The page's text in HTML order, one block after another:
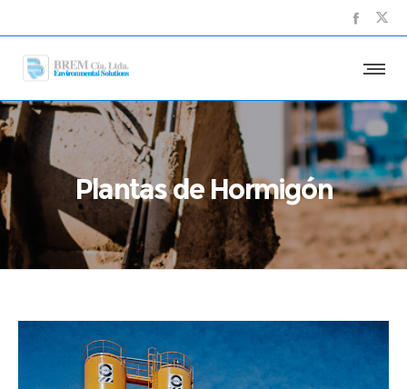
Plantas de Hormigón